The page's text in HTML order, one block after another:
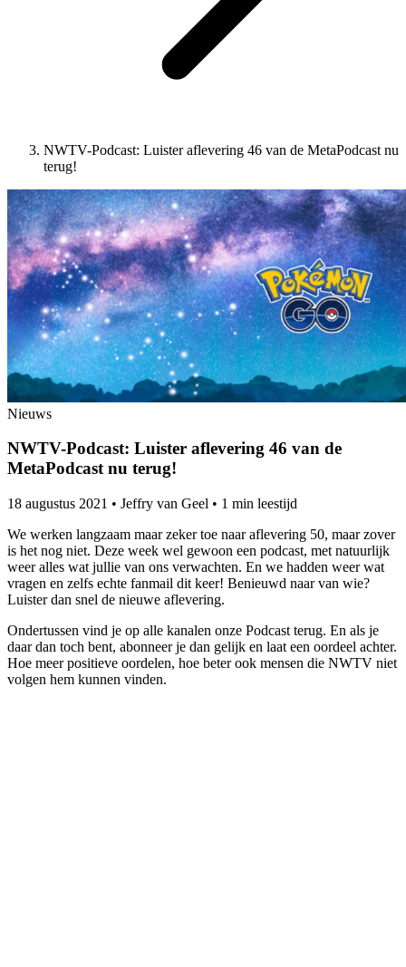
NWTV-Podcast: Luister aflevering 46 van de MetaPodcast nu
terug!
Nieuws
NWTV-Podcast: Luister aflevering 46 van de
MetaPodcast nu terug!
18 augustus 2021 • Jeffry van Geel • 1 min leestijd
We werken langzaam maar zeker toe naar aflevering 50, maar zover
is het nog niet. Deze week wel gewoon een podcast, met natuurlijk
weer alles wat jullie van ons verwachten. En we hadden weer wat
vragen en zelfs echte fanmail dit keer! Benieuwd naar van wie?
Luister dan snel de nieuwe aflevering.
Ondertussen vind je op alle kanalen onze Podcast terug. En als je
daar dan toch bent, abonneer je dan gelijk en laat een oordeel achter.
Hoe meer positieve oordelen, hoe beter ook mensen die NWTV niet
volgen hem kunnen vinden.